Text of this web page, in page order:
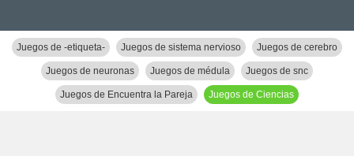
Juegos de -etiqueta- Juegos de sistema nervioso Juegos de cerebro
Juegos de neuronas Juegos de médula Juegos de snc
Juegos de Encuentra la Pareja Juegos de Ciencias